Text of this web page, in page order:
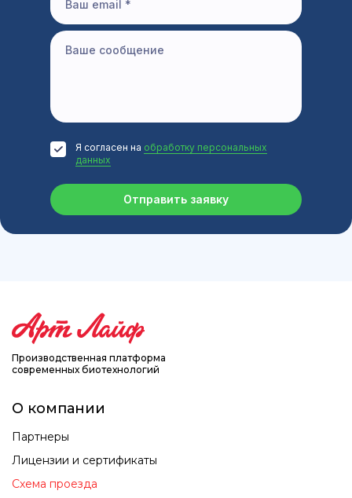
Отправить заявку
Я согласен на обработку персональных
данных
Производственная платформа
современных биотехнологий
О компании
Партнеры
Лицензии и сертификаты
Схема проезда